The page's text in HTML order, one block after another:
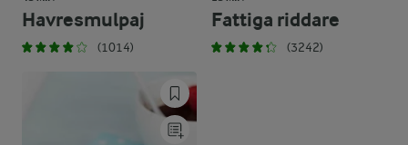
Havresmulpaj
(1014)
Fattiga riddare
(3242)